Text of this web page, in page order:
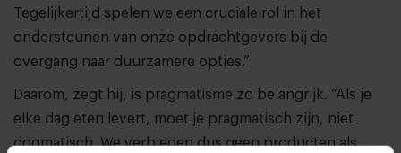
Tegelijkertijd spelen we een cruciale rol in het
ondersteunen van onze opdrachtgevers bij de
overgang naar duurzamere opties.”
Daarom, zegt hij, is pragmatisme zo belangrijk. “Als je
elke dag eten levert, moet je pragmatisch zijn, niet
dogmatisch. We verbieden dus geen producten als